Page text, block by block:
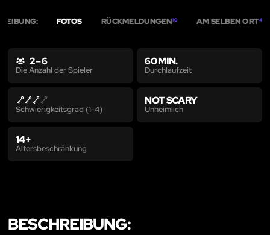
FOTOS RÜCKMELDUNGEN10 AM SELBEN ORT4
2 – 6
Die Anzahl der Spieler
60 MIN.
Durchlaufzeit
Schwierigkeitsgrad (1-4)
NOT SCARY
Unheimlich
14+
Altersbeschränkung
BESCHREIBUNG: